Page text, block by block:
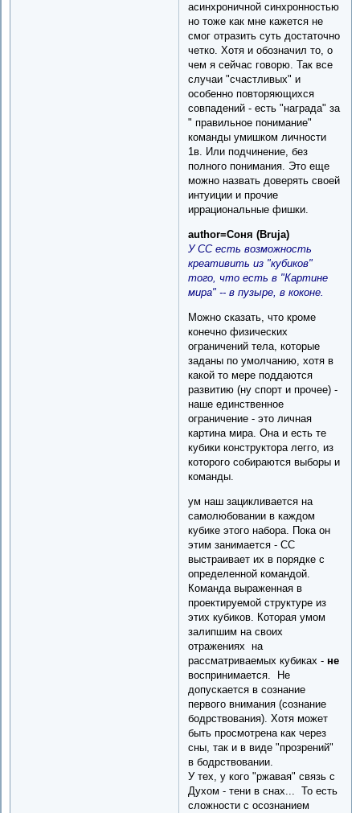
асинхроничной синхронностью
но тоже как мне кажется не
смог отразить суть достаточно
четко. Хотя и обозначил то, о
чем я сейчас говорю. Так все
случаи "счастливых" и
особенно повторяющихся
совпадений - есть "награда" за
" правильное понимание"
команды умишком личности
1в. Или подчинение, без
полного понимания. Это еще
можно назвать доверять своей
интуиции и прочие
иррациональные фишки.
author=Соня (Bruja)
У СС есть возможность
креативить из "кубиков"
того, что есть в "Картине
мира" -- в пузыре, в коконе.
Можно сказать, что кроме
конечно физических
ограничений тела, которые
заданы по умолчанию, хотя в
какой то мере поддаются
развитию (ну спорт и прочее) -
наше единственное
ограничение - это личная
картина мира. Она и есть те
кубики конструктора легго, из
которого собираются выборы и
команды.
ум наш зацикливается на
самолюбовании в каждом
кубике этого набора. Пока он
этим занимается - СС
выстраивает их в порядке с
определенной командой.
Команда выраженная в
проектируемой структуре из
этих кубиков. Которая умом
залипшим на своих
отражениях на
рассматриваемых кубиках -не
воспринимается. Не
допускается в сознание
первого внимания (сознание
бодрствования). Хотя может
быть просмотрена как через
сны, так и в виде "прозрений"
в бодрствовании.
У тех, у кого "ржавая" связь с
Духом - тени в снах... То есть
сложности с осознанием